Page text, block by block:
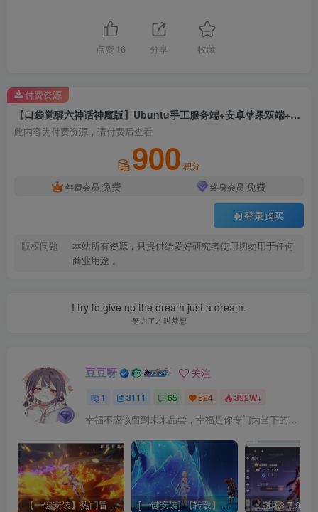
点赞 16 分享 收藏
【口袋觉醒六神话神魔版】Ubuntu手工服务端+安卓苹果双端+运营后台+GM后台+详细搭建
此内容为付费资源，请付费后查看
900 积分
年费会员 免费 终身会员 免费
登录购买
版权问题
本站所有资源，只提供给爱好研究者使用切勿用于任何
商业用途 。
付费资源
I try to give up the dream just a dream.
努力了才叫梦想
豆豆呀 关注
1 3111 65 524 392W+
幸福不应该留到未来品尝，幸福是你专门为当下的自己所准备的
【一键安装】热门冒险策略类游戏崩坏：星穹铁道全新2.3版本一键端+一键代理+一键启动+免虚拟机 [一键安装] 【转载】原神3.4真端服务端+源码+配套客户端+详尽说明+GM工具+源码说明文件